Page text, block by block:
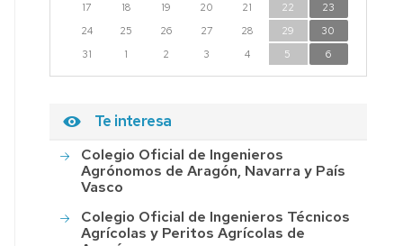
17
18 19 20 21 22
23
24
25 26 27 28 29
30
31
1 2 3 4 5 6
Te interesa
Colegio Oficial de Ingenieros
Agrónomos de Aragón, Navarra y País
Vasco
Colegio Oficial de Ingenieros Técnicos
Agrícolas y Peritos Agrícolas de